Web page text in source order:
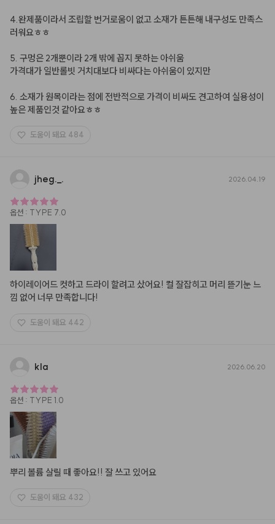
4.완제품이라서 조립할 번거로움이 없고 소재가 튼튼해 내구성도 만족스
러워요ㅎㅎ
5. 구멍은 2개뿐이라 2개 밖에 꼽지 못하는 아쉬움
가격대가 일반롤빗 거치대보다 비싸다는 아쉬움이 있지만
6. 소재가 원목이라는 점에 전반적으로 가격이 비싸도 견고하여 실용성이
높은 제품인것 같아요ㅎㅎ
도움이 돼요 484
jheg. . 2026.04.19
옵션 : TYPE 7.0
하이레이어드 컷하고 드라이 할려고 샀어요! 컬 잘잡히고 머리 뜯기눈 느
낌 없어 너무 만족합니다!
도움이 돼요 442
kla 2026.06.20
옵션 : TYPE 1.0
뿌리 볼륨 살릴 때 좋아요!! 잘 쓰고 있어요
도움이 돼요 432